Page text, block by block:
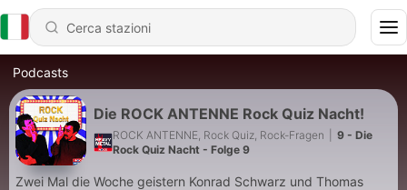
Podcasts
Die ROCK ANTENNE Rock Quiz Nacht!
ROCK ANTENNE, Rock Quiz, Rock-Fragen
9 - Die
Rock Quiz Nacht - Folge 9
Zwei Mal die Woche geistern Konrad Schwarz und Thomas